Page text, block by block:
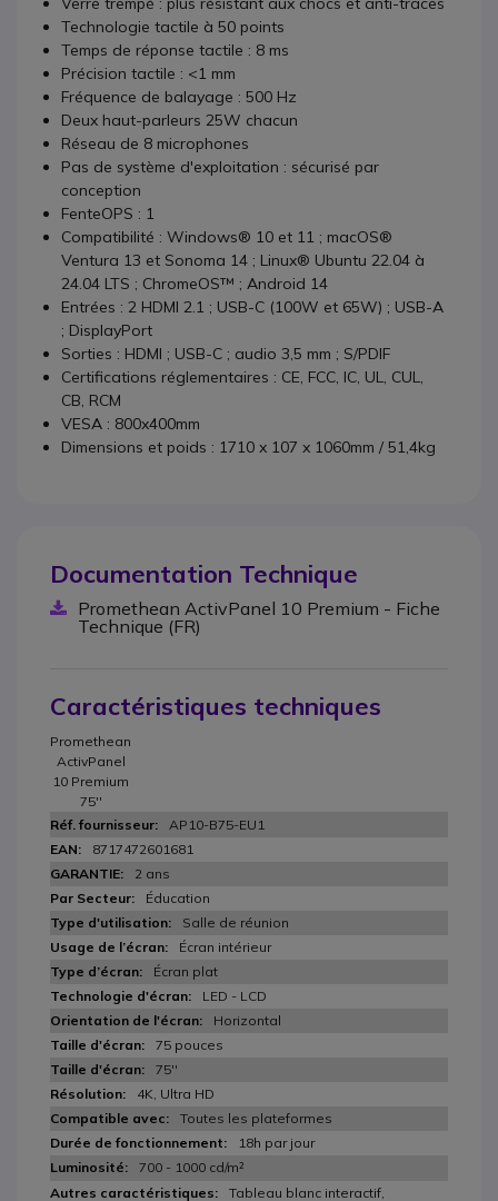
Technologie tactile à 50 points
Temps de réponse tactile : 8 ms
Précision tactile : <1 mm
Fréquence de balayage : 500 Hz
Deux haut-parleurs 25W chacun
Réseau de 8 microphones
Pas de système d'exploitation : sécurisé par
conception
FenteOPS : 1
Compatibilité : Windows® 10 et 11 ; macOS®
Ventura 13 et Sonoma 14 ; Linux® Ubuntu 22.04 à
24.04 LTS ; ChromeOS™ ; Android 14
Entrées : 2 HDMI 2.1 ; USB-C (100W et 65W) ; USB-A
; DisplayPort
Sorties : HDMI ; USB-C ; audio 3,5 mm ; S/PDIF
Certifications réglementaires : CE, FCC, IC, UL, CUL,
CB, RCM
VESA : 800x400mm
Dimensions et poids : 1710 x 107 x 1060mm / 51,4kg
Documentation Technique
Promethean ActivPanel 10 Premium - Fiche
Technique (FR)
Caractéristiques techniques
Promethean
ActivPanel
10 Premium
75''
AP10-B75-EU1
8717472601681
2 ans
Éducation
Salle de réunion
Écran intérieur
Écran plat
LED - LCD
Horizontal
75 pouces
75''
4K, Ultra HD
Toutes les plateformes
18h par jour
700 - 1000 cd/m²
Tableau blanc interactif,